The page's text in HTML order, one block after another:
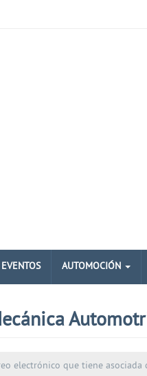
EVENTOS AUTOMOCIÓN
electrónico que tiene